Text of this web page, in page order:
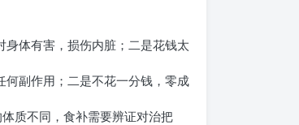
体有害，损伤内脏；二是花钱太
副作用；二是不花一分钱，零成
质不同，食补需要辨证对治把